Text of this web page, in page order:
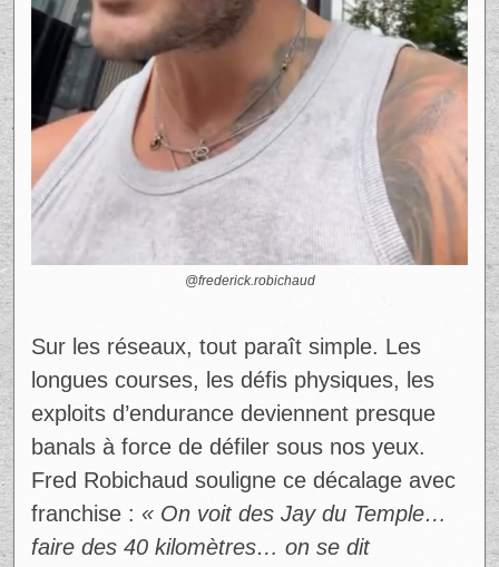
Sur les réseaux, tout paraît simple. Les
longues courses, les défis physiques, les
exploits d’endurance deviennent presque
banals à force de défiler sous nos yeux.
Fred Robichaud souligne ce décalage avec
franchise :« On voit des Jay du Temple…